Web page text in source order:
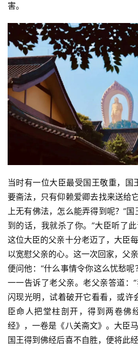
寺
院
巡
礼
视
频
教
艺
术
政
策
法
规
免
责
声
明
害。
当时有一位大臣最受国王敬重，国
要斋法，只有仰赖爱卿去找来送给
上无有佛法，怎么能弄得到呢？”
到的话，我就杀了你。”大臣听了此
这位大臣的父亲十分老迈了，大臣
以宽慰父亲的心。这一次回家，父
便问他：“什么事情令你这么忧愁
一一告诉了老父亲。老父亲答道：
闪现光明，试着破开它看看，或许
臣命人把堂柱剖开，得到两卷佛
经》，一卷是《八关斋文》。大臣
国王得到佛经后喜不自胜，便将此